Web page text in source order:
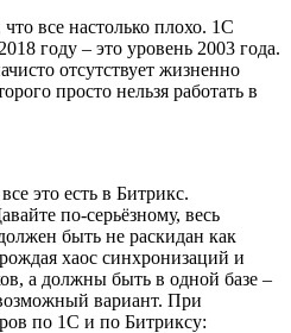
все настолько плохо. 1С
году – это уровень 2003 года.
отсутствует жизненно
просто нельзя работать в
это есть в Битрикс.
по-серьёзному, весь
быть не раскидан как
хаос синхронизаций и
а должны быть в одной базе –
вариант. При
по 1С и по Битриксу: